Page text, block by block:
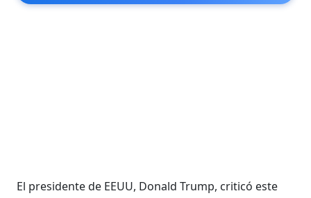
El presidente de EEUU, Donald Trump, criticó este